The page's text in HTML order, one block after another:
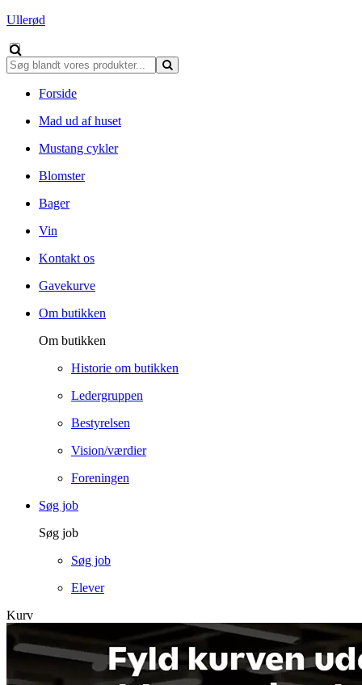
Ullerød
Forside
Mad ud af huset
Mustang cykler
Blomster
Bager
Vin
Kontakt os
Gavekurve
Om butikken
Om butikken
Historie om butikken
Ledergruppen
Bestyrelsen
Vision/værdier
Foreningen
Søg job
Søg job
Søg job
Elever
Kurv